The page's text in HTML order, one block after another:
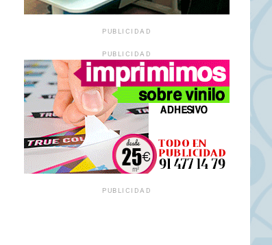
PUBLICIDAD
PUBLICIDAD
PUBLICIDAD